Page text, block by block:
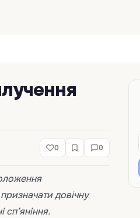
0 0
довічну